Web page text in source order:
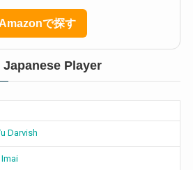
で探す
Japanese Player
Darvish